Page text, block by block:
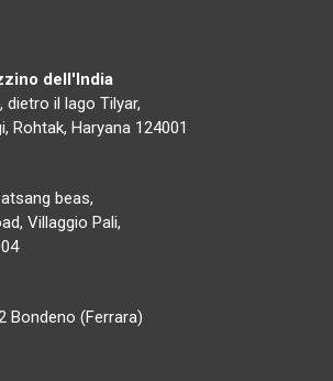
dell'India
dietro il lago Tilyar,
Rohtak, Haryana 124001
beas,
Villaggio Pali,
Bondeno (Ferrara)